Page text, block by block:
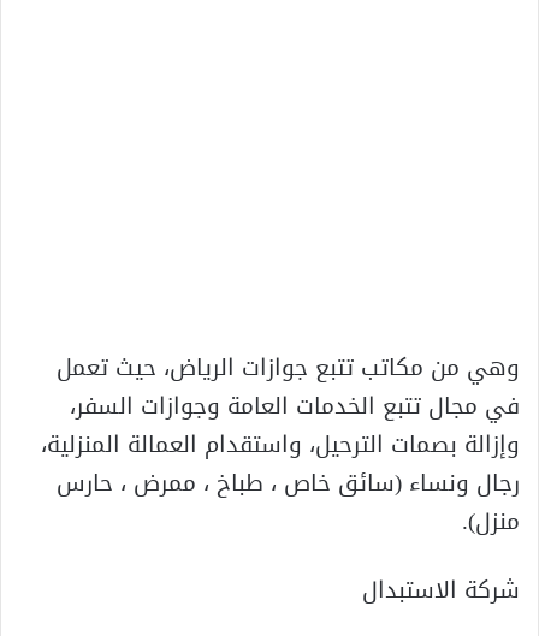
وهي من مكاتب تتبع جوازات الرياض، حيث تعمل
في مجال تتبع الخدمات العامة وجوازات السفر،
وإزالة بصمات الترحيل، واستقدام العمالة المنزلية،
رجال ونساء (سائق خاص ، طباخ ، ممرض ، حارس
منزل).
شركة الاستبدال